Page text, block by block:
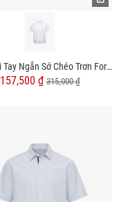
Áo Sơ Mi Tay Ngắn Sớ Chéo Trơn Form Regular SM178
157,500 ₫315,000 ₫